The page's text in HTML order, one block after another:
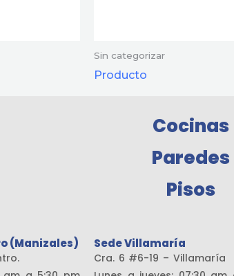
Sin categorizar
Producto
Cocinas
Paredes
Pisos
(Manizales)
– Centro.
Sede Villamaría
Cra. 6 #6-19 –